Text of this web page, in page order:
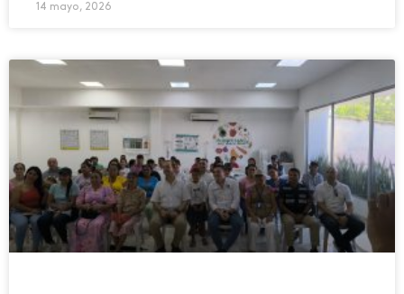
14 mayo, 2026